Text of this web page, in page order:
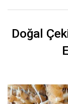
Doğal